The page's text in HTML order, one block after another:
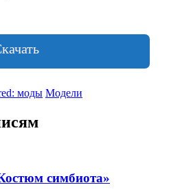
моды Модели
симбиота»